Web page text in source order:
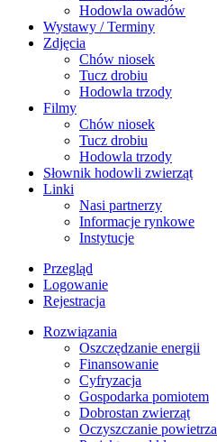
Hodowla owadów
Wystawy / Terminy
Zdjęcia
Chów niosek
Tucz drobiu
Hodowla trzody
Filmy
Chów niosek
Tucz drobiu
Hodowla trzody
Słownik hodowli zwierząt
Linki
Nasi partnerzy
Informacje rynkowe
Instytucje
Przegląd
Logowanie
Rejestracja
Rozwiązania
​Oszczędzanie energii
Finansowanie
Cyfryzacja
Gospodarka pomiotem
Dobrostan zwierząt
Oczyszczanie powietrza